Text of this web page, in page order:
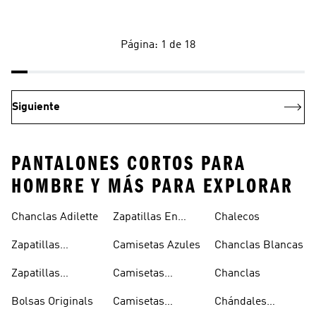
Página: 1 de 18
Siguiente
PANTALONES CORTOS PARA
HOMBRE Y MÁS PARA EXPLORAR
Chanclas Adilette
Zapatillas
Zapatillas
Blancas
Bolsas Originals
Zapatillas En
Camisetas Azules
Camisetas
Camisetas
Chalecos
Chanclas Blancas
Chanclas
Chándales